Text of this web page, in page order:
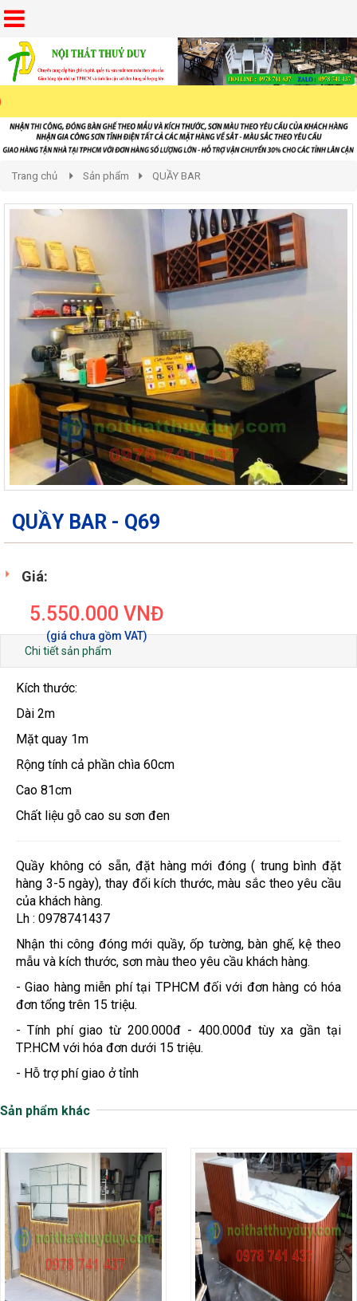
Trang chủ Sản phẩm QUẦY BAR
QUẦY BAR - Q69
Giá:
5.550.000 VNĐ
Chi tiết sản phẩm
Kích thước:
Dài 2m
Mặt quay 1m
Rộng tính cả phần chìa 60cm
Cao 81cm
Chất liệu gỗ cao su sơn đen
Quầy không có sẵn, đặt hàng mới đóng ( trung bình đặt
hàng 3-5 ngày), thay đổi kích thước, màu sắc theo yêu cầu
của khách hàng.
Lh : 0978741437
Nhận thi công đóng mới quầy, ốp tường, bàn ghế, kệ theo
mẫu và kích thước, sơn màu theo yêu cầu khách hàng.
- Giao hàng miễn phí tại TPHCM đối với đơn hàng có hóa
đơn tổng trên 15 triệu.
- Tính phí giao từ 200.000đ - 400.000đ tùy xa gần tại
TP.HCM với hóa đơn dưới 15 triệu.
- Hỗ trợ phí giao ở tỉnh
Sản phẩm khác